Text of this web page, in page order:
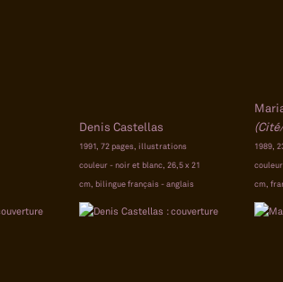
Denis Castellas
1991, 72 pages, illustrations
couleur - noir et blanc, 26,5 x 21
cm, bilingue français - anglais
1989,
cm,